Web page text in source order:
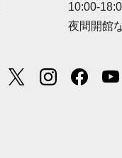
10:00-
夜間開館